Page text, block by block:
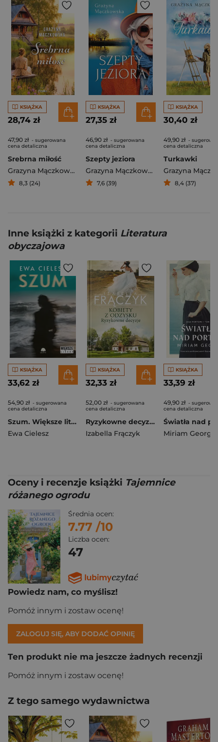
KSIĄŻKA
28,74 zł
47,90 zł - sugerowana
cena detaliczna
Srebrna miłość
Grazyna Mączkowska
8,3 (24)
KSIĄŻKA
27,35 zł
46,90 zł - sugerowana
cena detaliczna
Szepty jeziora
Grazyna Mączkowska
7,6 (39)
KSIĄŻKA
30,40 zł
49,90 zł -
cena detaliczna
Turkawki
8,4 (37)
Inne książki z kategorii Literatura
obyczajowa
KSIĄŻKA
33,62 zł
54,90 zł - sugerowana
cena detaliczna
Szum. Większe litery
Ewa Cielesz
KSIĄŻKA
32,33 zł
52,00 zł - sugerowana
cena detaliczna
Ryzykowne decyzje. Kobiety z odzysku. Tom 3 wyd. 2026
Izabella Frączyk
KSIĄŻKA
33,39 zł
49,90 zł -
cena detaliczna
Miriam Georg
Oceny i recenzje książki Tajemnice
różanego ogrodu
Średnia ocen:
7.77 /10
Liczba ocen:
47
Powiedz nam, co myślisz!
Pomóż innym i zostaw ocenę!
ZALOGUJ SIĘ, ABY DODAĆ OPINIĘ
Ten produkt nie ma jeszcze żadnych recenzji
Pomóż innym i zostaw ocenę!
Z tego samego wydawnictwa